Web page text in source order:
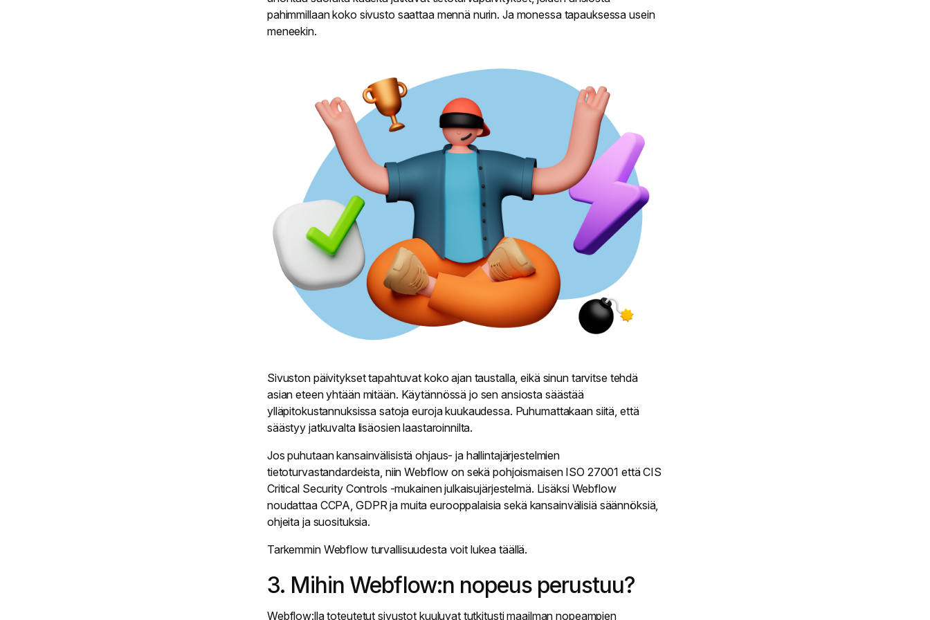
pahimmillaan koko sivusto saattaa mennä nurin. Ja monessa tapauksessa usein
meneekin.
Sivuston päivitykset tapahtuvat koko ajan taustalla, eikä sinun tarvitse tehdä
asian eteen yhtään mitään. Käytännössä jo sen ansiosta säästää
ylläpitokustannuksissa satoja euroja kuukaudessa. Puhumattakaan siitä, että
säästyy jatkuvalta lisäosien laastaroinnilta.
Jos puhutaan kansainvälisistä ohjaus- ja hallintajärjestelmien
tietoturvastandardeista, niin Webflow on sekä pohjoismaisen ISO 27001 että CIS
Critical Security Controls -mukainen julkaisujärjestelmä. Lisäksi Webflow
noudattaa CCPA, GDPR ja muita eurooppalaisia sekä kansainvälisiä säännöksiä,
ohjeita ja suosituksia.
Tarkemmin Webflow turvallisuudesta voit lukeatäällä.
3. Mihin Webflow:n nopeus perustuu?
Webflow:lla toteutetut sivustot kuuluvat tutkitusti maailmannopeampien